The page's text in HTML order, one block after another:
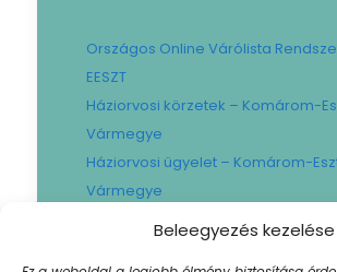
Beleegyezés kezelése
Országos Online Várólista
EESZT
Háziorvosi körzetek – Komárom-
Vármegye
Háziorvosi ügyelet – Komárom-
Vármegye
Gyógyszertári ügyelet – Komárom-